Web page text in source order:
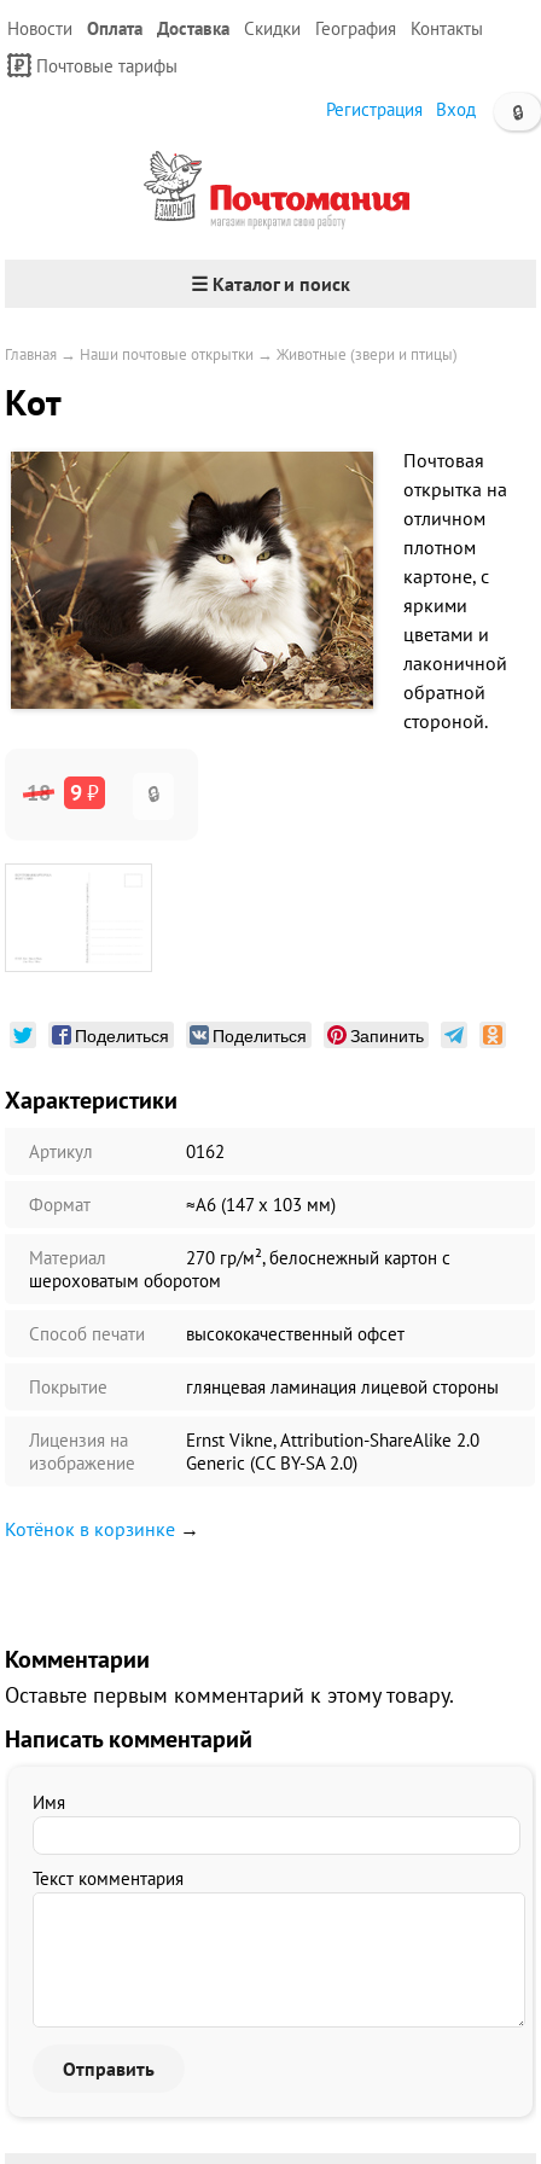
Новости Оплата Доставка Скидки География
Контакты
Почтовые тарифы
🔒
Регистрация Вход
☰ Каталог и поиск
Главная → Наши почтовые открытки →Животные (звери и птицы)
Кот
Почтовая
открытка на
отличном
плотном
картоне, с
яркими
цветами и
лаконичной
обратной
стороной.
18 9₽ 🔒
Поделиться Поделиться Запинить
Характеристики
Артикул 0162
Формат ≈А6 (147 х 103 мм)
Материал
270 гр/м², белоснежный картон с
шероховатым оборотом
Способ печати высококачественный офсет
Покрытие глянцевая ламинация лицевой стороны
Лицензия на
изображение
Ernst Vikne, Attribution-ShareAlike 2.0
Generic (CC BY-SA 2.0)
Котёнок в корзинке →
Комментарии
Оставьте первым комментарий к этому товару.
Написать комментарий
Имя
Текст комментария